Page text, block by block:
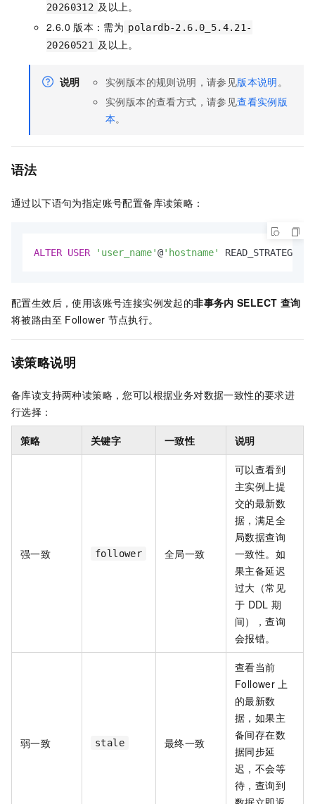
20260312 及以上。
2.6.0 版本：需为 polardb-2.6.0_5.4.21-
20260521 及以上。
说明 实例版本的规则说明，请参见版本说明。
实例版本的查看方式，请参见查看实例版
本。
语法
通过以下语句为指定账号配置备库读策略：
ALTER USER 'user_name'@'hostname'
配置生效后，使用该账号连接实例发起的非事务内 SELECT 查询
将被路由至 Follower 节点执行。
读策略说明
备库读支持两种读策略，您可以根据业务对数据一致性的要求进
行选择：
策略 关键字 一致性 说明
强一致 follower 全局一致
可以查看到
主实例上提
交的最新数
据，满足全
局数据查询
一致性。如
果主备延迟
过大（常见
于 DDL 期
间），查询
会报错。
弱一致 stale 最终一致
查看当前
Follower 上
的最新数
据，如果主
备间存在数
据同步延
迟，不会等
待，查询到